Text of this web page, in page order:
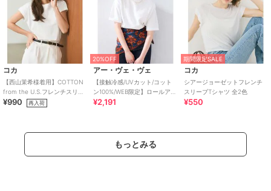
コカ
【西山茉希様着用】COTTON
from the U.S.フレンチスリー
ブTシャツ 全6色
¥990 再入荷
20%OFF
アー・ヴェ・ヴェ
【接触冷感/UVカット/コット
ン100%/WEB限定】ロールアッ
プハーフスリーブTシャツ
¥2,191
期間限定SALE
コカ
シアージョーゼットフレンチ
スリーブTシャツ 全2色
¥550
もっとみる